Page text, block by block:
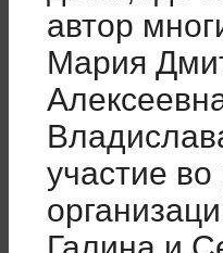
автор
Мария
участие